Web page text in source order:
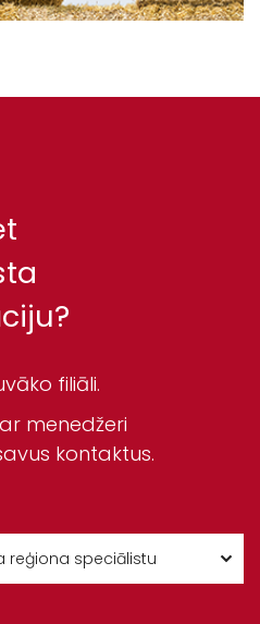
filiāli.
menedžeri
kontaktus.